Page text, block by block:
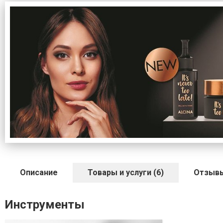
Описание Товары и услуги (6)
Инструменты